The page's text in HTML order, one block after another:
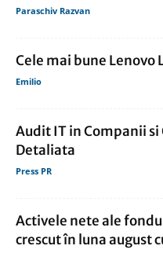
Paraschiv Razvan
Cele mai bune
Emilio
Audit IT in Companii
Detaliata
Press PR
Activele nete ale
crescut în luna august